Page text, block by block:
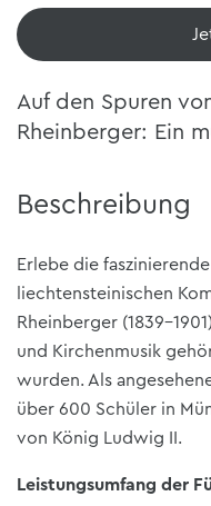
Auf den Spuren
Rheinberger: Ein
Beschreibung
Erlebe die
liechtensteinischen
Rheinberger
und Kirchenmusik
wurden. Als
über 600 Schüler in
von König Ludwig II.
Leistungsumfang der